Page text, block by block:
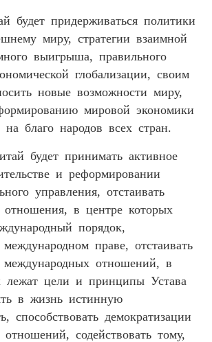
будет придерживаться политики
миру, стратегии взаимной
выигрыша, правильного
глобализации, своим
новые возможности миру,
мировой экономики
на благо народов всех стран.
будет принимать активное
и реформировании
управления, отстаивать
отношения, в центре которых
порядок,
праве, отстаивать
отношений, в
лежат цели и принципы Устава
в жизнь истинную
способствовать демократизации
содействовать тому,